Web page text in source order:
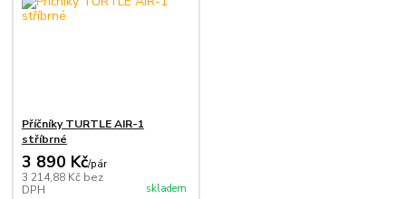
Příčníky TURTLE AIR-1
stříbrné
3 890 Kč/pár
3 214,88 Kč bez
DPH
skladem